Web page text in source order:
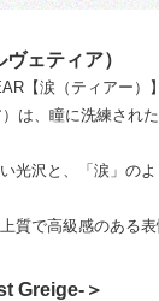
ェティア）
【涙（ティアー）】
は、瞳に洗練され
光沢と、「涙」の
質で高級感のある表
Greige-＞